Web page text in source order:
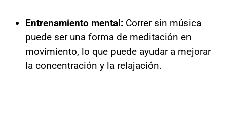
Entrenamiento mental: Correr sin música
puede ser una forma de meditación en
movimiento, lo que puede ayudar a mejorar
la concentración y la relajación.